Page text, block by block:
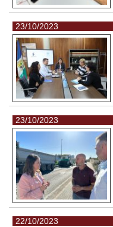
23/10/2023
23/10/2023
22/10/2023